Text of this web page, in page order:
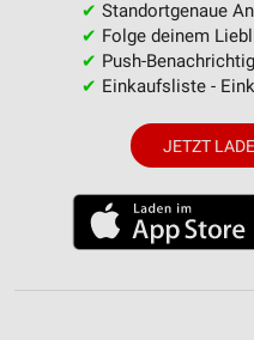
✔ Standortgenaue
✔ Folge deinem
✔ Push-
✔ Einkaufsliste -
JETZT